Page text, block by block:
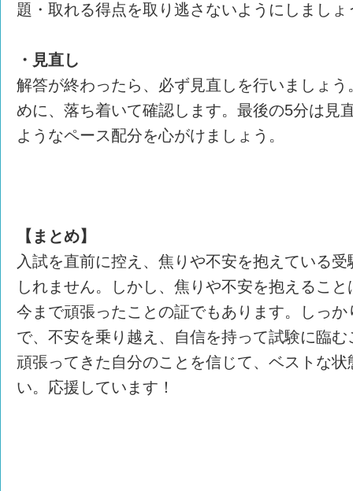
題・取れる得点を取り逃さないようにしましょ
・見直し
解答が終わったら、必ず見直しを行いましょ
めに、落ち着いて確認します。最後の5分は見
ようなペース配分を心がけましょう。
【まとめ】
入試を直前に控え、焦りや不安を抱えている
しれません。しかし、焦りや不安を抱えるこ
今まで頑張ったことの証でもあります。しっ
で、不安を乗り越え、自信を持って試験に臨
頑張ってきた自分のことを信じて、ベストな
い。応援しています！